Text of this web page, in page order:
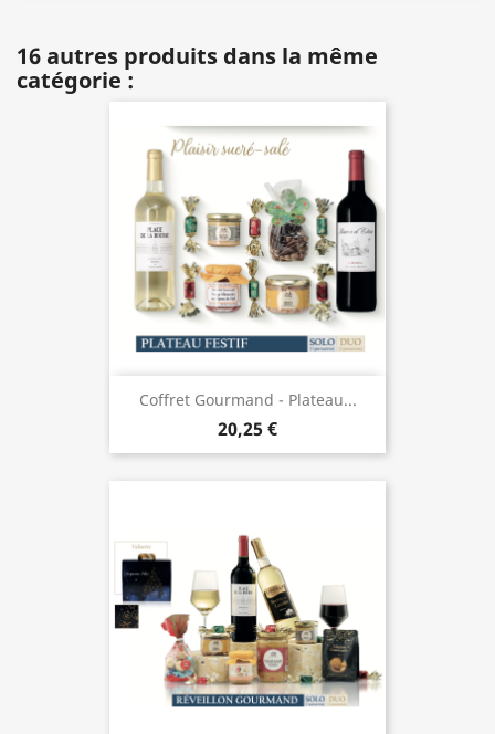
16 autres produits dans la même
catégorie :
Coffret Gourmand - Plateau...
20,25 €